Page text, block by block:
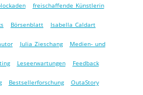
freischaffende Künstlerin
Börsenblatt Isabella Caldart
Julia Zieschang Medien- und
Leseerwartungen Feedback
Bestsellerforschung OutaStory